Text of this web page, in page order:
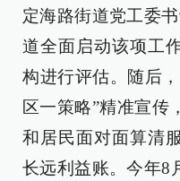
定海路街道党工委
道全面启动该项工
构进行评估。随后
区一策略”精准宣传
和居民面对面算清
长远利益账。今年8